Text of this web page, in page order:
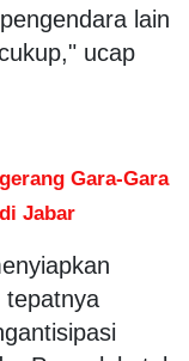
lain
ucap
Gara-Gara
Jabar
tepatnya